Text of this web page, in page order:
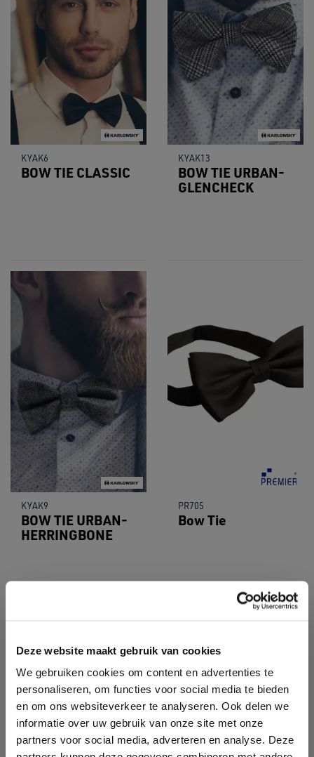
Deze website maakt gebruik van cookies
We gebruiken cookies om content en advertenties te
personaliseren, om functies voor social media te bieden
en om ons websiteverkeer te analyseren. Ook delen we
informatie over uw gebruik van onze site met onze
partners voor social media, adverteren en analyse. Deze
KYAK6
BOW TIE CLASSIC
KYAK13
BOW TIE URBAN-
GLENCHECK
KYAK9
BOW TIE URBAN-
HERRINGBONE
PR705
Bow Tie